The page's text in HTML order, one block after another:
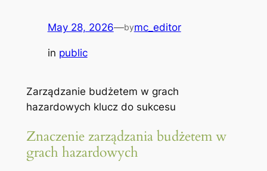
May 28, 2026—bymc_editor
in public
Zarządzanie budżetem w grach
hazardowych klucz do sukcesu
Znaczenie zarządzania budżetem w
grach hazardowych